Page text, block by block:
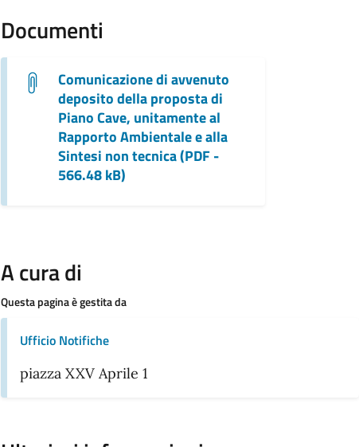
Documenti
Comunicazione di avvenuto
deposito della proposta di
Piano Cave, unitamente al
Rapporto Ambientale e alla
Sintesi non tecnica (PDF -
566.48 kB)
A cura di
Questa pagina è gestita da
Ufficio Notifiche
piazza XXV Aprile 1